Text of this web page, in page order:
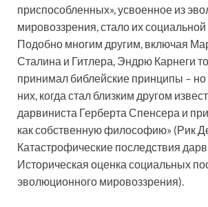
приспособленных», усвоенное из
мировоззрения, стало их
Подобно многим другим, включая
Сталина и Гитлера, Эндрю Карнеги
принимал библейские принципы – но
них, когда стал близким другом
дарвиниста Герберта Спенсера и
как собственную философию» (Рик
Катастрофические последствия
Историческая оценка социальных
эволюционного мировоззрения).